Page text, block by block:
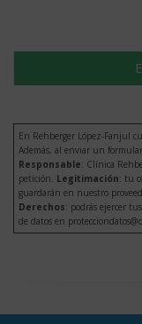
En Rehberger López-Fanjul
Además, al enviar un
Responsable: Clínica
petición. Legitimación: tu
guardarán en nuestro
Derechos: podrás ejercer
de datos en